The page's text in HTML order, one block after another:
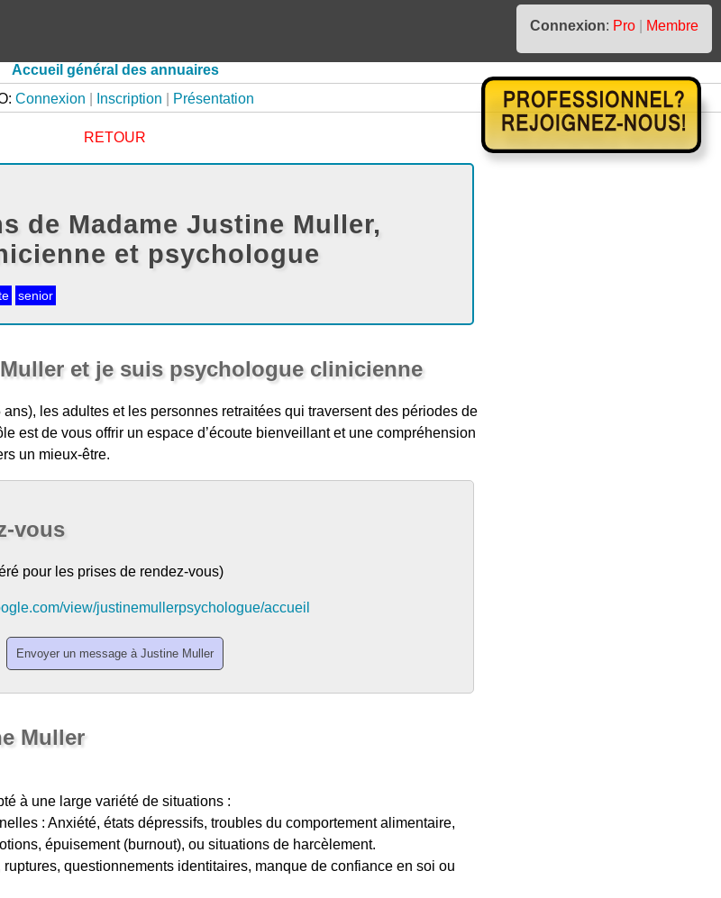
Connexion: Pro
Membre
Accueil général des annuaires
Connexion Inscription Présentation
RETOUR
de Madame Justine Muller,
et psychologue
senior
et je suis psychologue clinicienne
les adultes et les personnes retraitées qui traversent des périodes de
est de vous offrir un espace d’écoute bienveillant et une compréhension
un mieux-être.
vous
pour les prises de rendez-vous)
view/justinemullerpsychologue/accueil
Muller
à une large variété de situations :
: Anxiété, états dépressifs, troubles du comportement alimentaire,
épuisement (burnout), ou situations de harcèlement.
questionnements identitaires, manque de confiance en soi ou